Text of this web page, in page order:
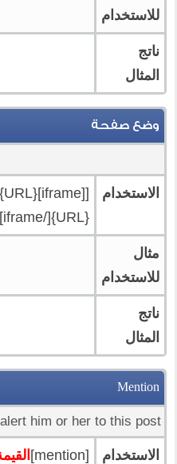
للاستخدام
ناتج
المثال
وضع صفحة
الاستخدام [[iframe]{URL}[/iframe]]
{URL}[/iframe]]
مثال
للاستخدام
ناتج
المثال
Mention
him or her to this post!
الاستخدام [mention]